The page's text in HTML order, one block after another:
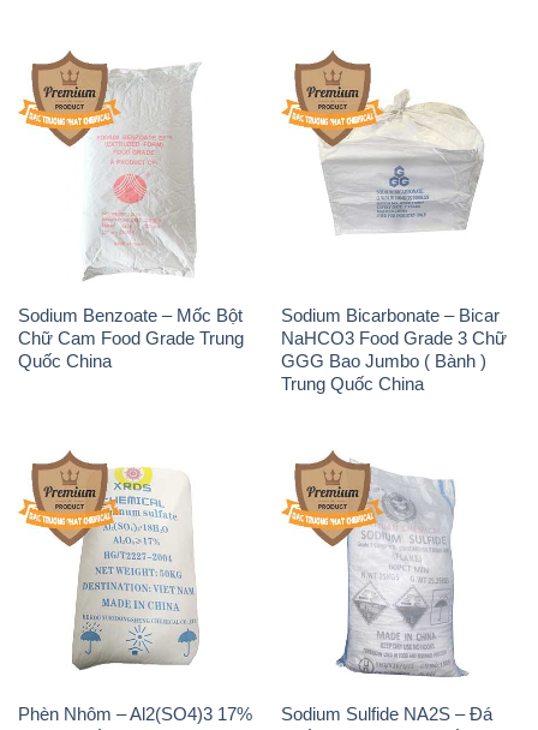
Sodium Benzoate – Mốc Bột
Chữ Cam Food Grade Trung
Quốc China
Sodium Bicarbonate – Bicar
NaHCO3 Food Grade 3 Chữ
GGG Bao Jumbo ( Bành )
Trung Quốc China
Phèn Nhôm – Al2(SO4)3 17%
Trung Quốc China
Sodium Sulfide NA2S – Đá
Thối Liyuan Trung Quốc China